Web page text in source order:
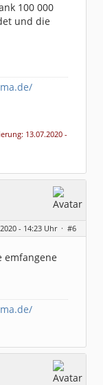
100 000
und die
13.07.2020 -
- 14:23 Uhr · #6
emfangene